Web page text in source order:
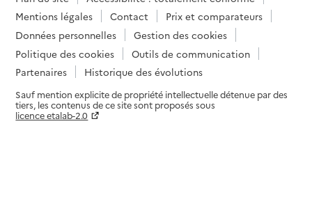
Mentions légales
Contact
Prix et comparateurs
Données personnelles
Gestion des cookies
Politique des cookies
Outils de communication
Partenaires
Historique des évolutions
Sauf mention explicite de propriété intellectuelle détenue par des
tiers, les contenus de ce site sont proposés sous
licence etalab-2.0